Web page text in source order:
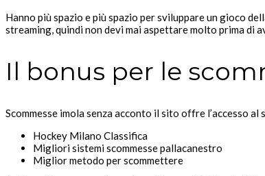
Hanno più spazio e più spazio per sviluppare un gioco
streaming, quindi non devi mai aspettare molto prima di
Il bonus per le
Scommesse imola senza acconto il sito offre l’accesso
Hockey Milano Classifica
Migliori sistemi scommesse pallacanestro
Miglior metodo per scommettere